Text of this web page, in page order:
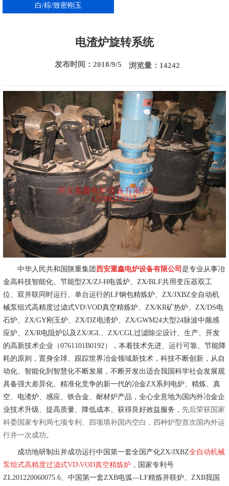
白/棕/致密刚玉
电渣炉旋转系统
发布时间：2018/9/5 浏览量：14242
中华人民共和国陕重集团 西安重鑫电炉设备有限公司 是专业从事冶
金高科技智能化、节能型ZX/ZJ-H电弧炉、ZX/BLF共用变压器双工
位、双并联同时运行、单台运行的LF钢包精炼炉、ZX/JXBZ全自动机
械泵组式高精度过滤式VD\VOD真空精炼炉、ZX/KR矿热炉、ZX/DS电
石炉、ZX/GY刚玉炉、ZX/DZ电渣炉、ZX/GWM24大型24脉波中频感
应炉、ZX/R电阻炉以及ZX/JGL、ZX/CGL过滤除尘设计、生产、开发
的高新技术企业（0761101B0192），本着技术先进、运行可靠、节能降
耗的原则，置身全球、跟踪世界冶金领域新技术，科技不断创新，从自
动化、智能化到智慧化不断发展，不断开发出适合我国科学社会发展观
具备强大差异化、精准化竞争的新一代的冶金ZX系列电炉、精炼、真
空、电渣炉、感应、铁合金、耐材炉产品，全心全意地为国内外冶金企
业技术升级、提高质量、降低成本、获得良好效益服务， 先后荣获国家
科委国家专利局七项专利、四项填补国内空白，四种炉型首次国内外运
行并一次成功。
成功地研制出并成功运行中国第一套全国产化ZX/JXBZ全自动机械
泵组式高精度过滤式VD\VOD真空精炼炉 ，国家专利号
ZL201220060075.6、中国第一套ZXB电弧—LF精炼并联炉、ZXB我国